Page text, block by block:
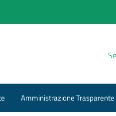
Amministrazione Trasparente